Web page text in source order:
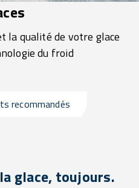
la qualité de votre glace
du froid
recommandés
glace, toujours.